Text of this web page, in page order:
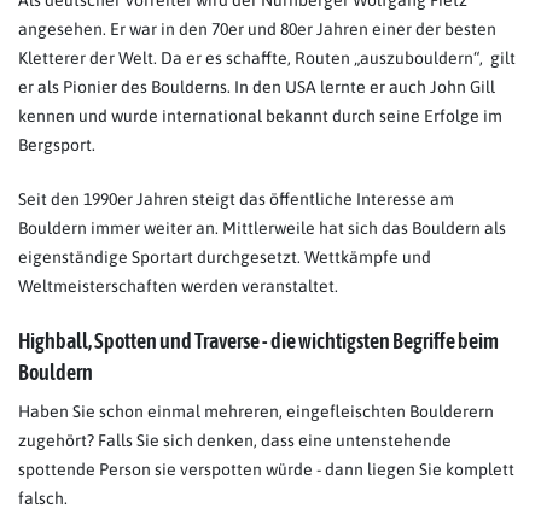
angesehen. Er war in den 70er und 80er Jahren einer der besten
Kletterer der Welt. Da er es schaffte, Routen „auszubouldern“, gilt
er als Pionier des Boulderns. In den USA lernte er auch John Gill
kennen und wurde international bekannt durch seine Erfolge im
Bergsport.
Seit den 1990er Jahren steigt das öffentliche Interesse am
Bouldern immer weiter an. Mittlerweile hat sich das Bouldern als
eigenständige Sportart durchgesetzt. Wettkämpfe und
Weltmeisterschaften werden veranstaltet.
Highball, Spotten und Traverse - die wichtigsten Begriffe beim
Bouldern
Haben Sie schon einmal mehreren, eingefleischten Boulderern
zugehört? Falls Sie sich denken, dass eine untenstehende
spottende Person sie verspotten würde - dann liegen Sie komplett
falsch.